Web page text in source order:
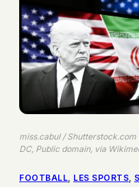
miss.cabul /
DC, Public domain, via
FOOTBALL, LES SPORTS,